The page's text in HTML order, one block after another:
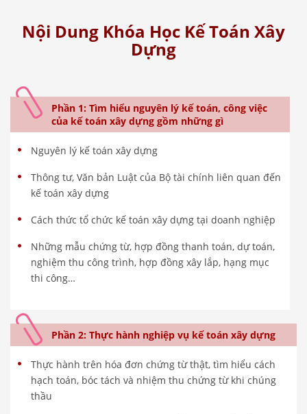
Nội Dung Khóa Học Kế Toán Xây
Dựng
Phần 1: Tìm hiểu nguyên lý kế toán, công việc
của kế toán xây dựng gồm những gì
Nguyên lý kế toán xây dựng
Thông tư, Văn bản Luật của Bộ tài chính liên quan đến
kế toán xây dựng
Cách thức tổ chức kế toán xây dựng tại doanh nghiệp
Những mẫu chứng từ, hợp đồng thanh toán, dự toán,
nghiệm thu công trình, hợp đồng xây lắp, hạng mục
thi công…
Phần 2: Thực hành nghiệp vụ kế toán xây dựng
Thực hành trên hóa đơn chứng từ thật, tìm hiểu cách
hạch toán, bóc tách và nhiệm thu chứng từ khi chúng
thầu